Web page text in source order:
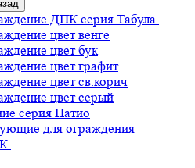
ДПК серия Табула
цвет венге
цвет бук
цвет графит
цвет св.корич
цвет серый
серия Патио
для ограждения